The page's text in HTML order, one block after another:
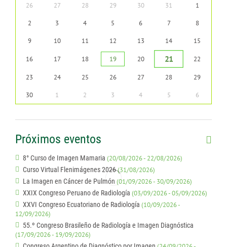
26 27 28 29 30 31 1
2 3 4 5 6 7 8
9 10 11 12 13 14 15
16 17 18 19 20 21 22
23 24 25 26 27 28 29
30 1 2 3 4 5 6
Próximos eventos
8° Curso de Imagen Mamaria (20/08/2026 - 22/08/2026)
Curso Virtual Flenimágenes 2026(31/08/2026)
La Imagen en Cáncer de Pulmón (01/09/2026 - 30/09/2026)
XXIX Congreso Peruano de Radiología (03/09/2026 - 05/09/2026)
XXVI Congreso Ecuatoriano de Radiología (10/09/2026 -
12/09/2026)
55.º Congreso Brasileño de Radiología e Imagen Diagnóstica
(17/09/2026 - 19/09/2026)